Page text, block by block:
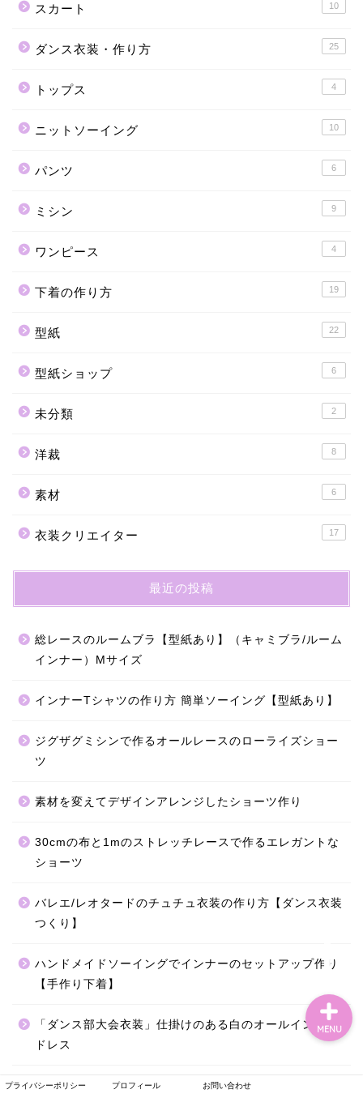
スカート 10
ダンス衣装・作り方 25
トップス 4
ニットソーイング 10
パンツ 6
ミシン 9
ワンピース 4
下着の作り方 19
型紙 22
型紙ショップ 6
未分類 2
洋裁 8
素材 6
衣装クリエイター 17
最近の投稿
総レースのルームブラ【型紙あり】（キャミブラ/ルーム
インナー）Mサイズ
インナーTシャツの作り方 簡単ソーイング【型紙あり】
ジグザグミシンで作るオールレースのローライズショー
ツ
素材を変えてデザインアレンジしたショーツ作り
30cmの布と1mのストレッチレースで作るエレガントな
ショーツ
バレエ/レオタードのチュチュ衣装の作り方【ダンス衣装
つくり】
ハンドメイドソーイングでインナーのセットアップ作り
【手作り下着】
「ダンス部大会衣装」仕掛けのある白のオールインワン
ドレス
プライバシーポリシー プロフィール お問い合わせ
MENU